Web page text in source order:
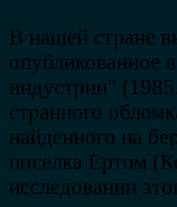
В нашей стране
опубликованное
индустрии"
странного
найденного на
поселка Ертом
исследовании